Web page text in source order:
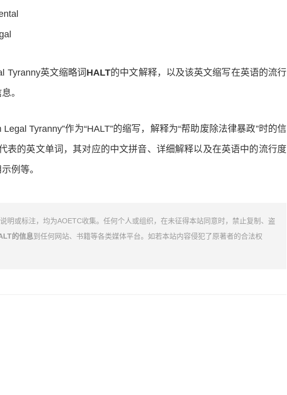
Tyranny英文缩略词 HALT的中文解释，以及该英文缩写在英语的流行
。
Tyranny”作为“HALT”的缩写，解释为“帮助废除法律暴政”时的信
表的英文单词，其对应的中文拼音、详细解释以及在英语中的流行度
例等。
明或标注，均为AOETC收集。任何个人或组织，在未征得本站同意时，禁止复制、盗
的信息到任何网站、书籍等各类媒体平台。如若本站内容侵犯了原著者的合法权